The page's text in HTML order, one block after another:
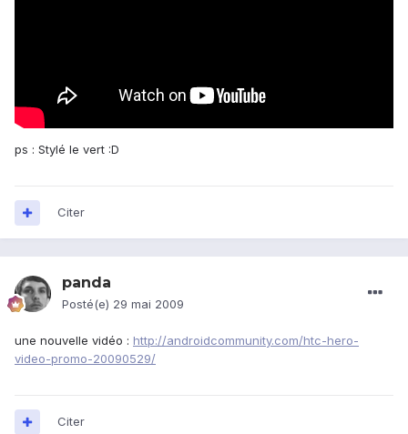
ps : Stylé le vert :D
Citer
panda
Posté(e) 29 mai 2009
une nouvelle vidéo : http://androidcommunity.com/htc-hero-
video-promo-20090529/
Citer